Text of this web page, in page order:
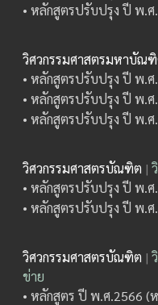
• หลักสูตรปรับปรุง ปี พ.ศ
วิศวกรรมศาสตรมหาบัณ
• หลักสูตรปรับปรุง ปี พ.ศ
• หลักสูตรปรับปรุง ปี พ.ศ
• หลักสูตรปรับปรุง ปี พ.ศ
วิศวกรรมศาสตรบัณฑิต |
• หลักสูตรปรับปรุง ปี พ.ศ
• หลักสูตรปรับปรุง ปี พ.ศ
วิศวกรรมศาสตรบัณฑิต |
ข่าย
• หลักสูตร ปี พ.ศ.2566 (